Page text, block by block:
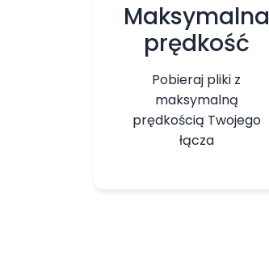
Maksymalna
prędkość
Pobieraj pliki z
maksymalną
prędkością Twojego
łącza